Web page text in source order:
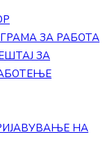
ЗА РАБОТА
ЗА
НА